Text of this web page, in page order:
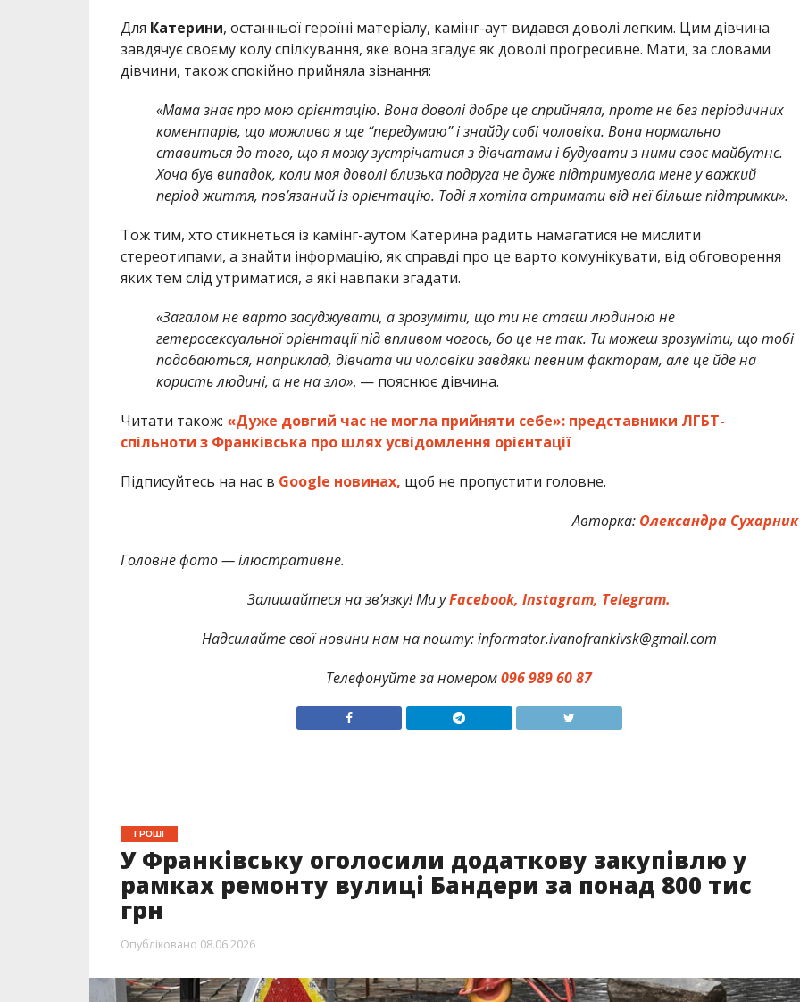
Для Катерини, останньої героїні матеріалу, камінг-аут видався доволі легким. Цим дівчина
завдячує своєму колу спілкування, яке вона згадує як доволі прогресивне. Мати, за словами
дівчини, також спокійно прийняла зізнання:
«Мама знає про мою орієнтацію. Вона доволі добре це сприйняла, проте не без періодичних
коментарів, що можливо я ще “передумаю” і знайду собі чоловіка. Вона нормально
ставиться до того, що я можу зустрічатися з дівчатами і будувати з ними своє майбутнє.
Хоча був випадок, коли моя доволі близька подруга не дуже підтримувала мене у важкий
період життя, пов’язаний із орієнтацію. Тоді я хотіла отримати від неї більше підтримки».
Тож тим, хто стикнеться із камінг-аутом Катерина радить намагатися не мислити
стереотипами, а знайти інформацію, як справді про це варто комунікувати, від обговорення
яких тем слід утриматися, а які навпаки згадати.
«Загалом не варто засуджувати, а зрозуміти, що ти не стаєш людиною не
гетеросексуальної орієнтації під впливом чогось, бо це не так. Ти можеш зрозуміти, що тобі
подобаються, наприклад, дівчата чи чоловіки завдяки певним факторам, але це йде на
користь людині, а не на зло», — пояснює дівчина.
Читати також: «Дуже довгий час не могла прийняти себе»: представники ЛГБТ-
спільноти з Франківська про шлях усвідомлення орієнтації
Підписуйтесь на нас в Google новинах, щоб не пропустити головне.
Авторка: Олександра Сухарник
Головне фото — ілюстративне.
Залишайтеся на зв’язку! Ми уFacebook, Instagram, Telegram.
Надсилайте свої новини нам на пошту: informator.ivanofrankivsk@gmail.com
Телефонуйте за номером096 989 60 87
ГРОШІ
У Франківську оголосили додаткову закупівлю у
рамках ремонту вулиці Бандери за понад 800 тис
грн
Опубліковано 08.06.2026